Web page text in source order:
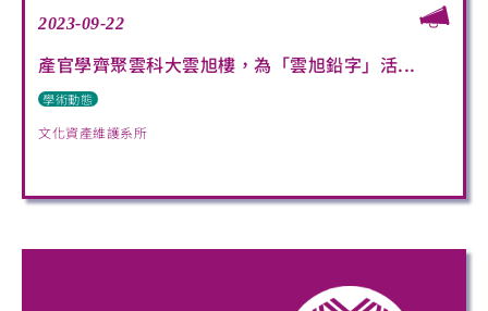
2023-09-22
產官學齊聚雲科大雲旭樓，為「雲旭鉛字」活...
學術動態
文化資產維護系所